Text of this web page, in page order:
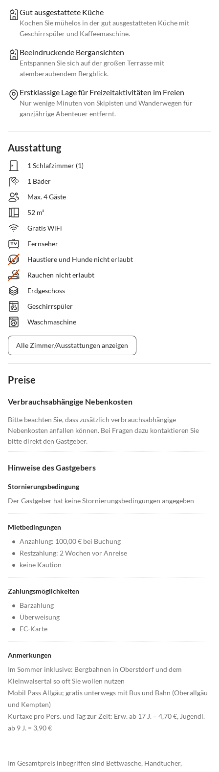
Gut ausgestattete Küche
Kochen Sie mühelos in der gut ausgestatteten Küche mit
Geschirrspüler und Kaffeemaschine.
Beeindruckende Bergansichten
Entspannen Sie sich auf der großen Terrasse mit
atemberaubendem Bergblick.
Erstklassige Lage für Freizeitaktivitäten im Freien
Nur wenige Minuten von Skipisten und Wanderwegen für
ganzjährige Abenteuer entfernt.
Ausstattung
1 Schlafzimmer (1)
1 Bäder
Max. 4 Gäste
52 m²
Gratis WiFi
Fernseher
Haustiere und Hunde nicht erlaubt
Rauchen nicht erlaubt
Erdgeschoss
Geschirrspüler
Waschmaschine
Alle Zimmer/Ausstattungen anzeigen
Preise
Verbrauchsabhängige Nebenkosten
Bitte beachten Sie, dass zusätzlich verbrauchsabhängige
Nebenkosten anfallen können. Bei Fragen dazu kontaktieren Sie
bitte direkt den Gastgeber.
Hinweise des Gastgebers
Stornierungsbedingung
Der Gastgeber hat keine Stornierungsbedingungen angegeben
Mietbedingungen
• Anzahlung: 100,00 € bei Buchung
• Restzahlung: 2 Wochen vor Anreise
• keine Kaution
Zahlungsmöglichkeiten
• Barzahlung
• Überweisung
• EC-Karte
Anmerkungen
Im Sommer inklusive: Bergbahnen in Oberstdorf und dem
Kleinwalsertal so oft Sie wollen nutzen
Mobil Pass Allgäu; gratis unterwegs mit Bus und Bahn (Oberallgäu
und Kempten)
Kurtaxe pro Pers. und Tag zur Zeit: Erw. ab 17 J. = 4,70 €, Jugendl.
ab 9 J. = 3,90 €
Im Gesamtpreis inbegriffen sind Bettwäsche, Handtücher,